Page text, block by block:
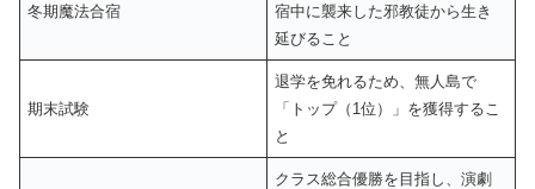
冬期魔法合宿
宿中に襲来した邪教徒から生き
延びること
期末試験
退学を免れるため、無人島で
「トップ（1位）」を獲得するこ
と
クラス総合優勝を目指し、演劇